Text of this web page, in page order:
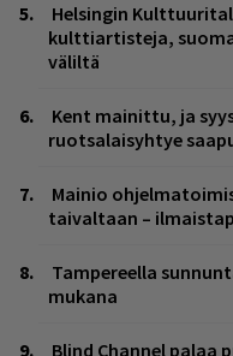
Helsingin
kulttiartisteja,
väliltä
Kent mainittu, ja
ruotsalaisyhtye
Mainio
taivaltaan –
Tampereella
mukana
Blind Channel palaa